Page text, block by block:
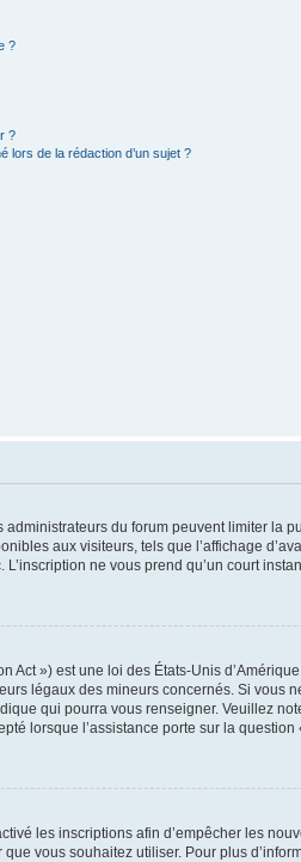
?
?
lors de la rédaction d’un sujet ?
administrateurs du forum peuvent limiter
aux visiteurs, tels que l’affichage
ne vous prend qu’un court
Act ») est une loi des États-Unis
légaux des mineurs concernés. Si vous
qui pourra vous renseigner. Veuillez
lorsque l’assistance porte sur la
les inscriptions afin d’empêcher les
vous souhaitez utiliser. Pour plus